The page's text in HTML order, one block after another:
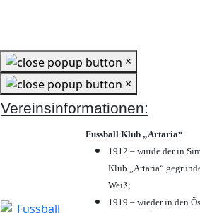
×
×
Vereinsinformationen:
Fussball Klub „Artaria“
1912 – wurde der in
Klub „Artaria“
Weiß;
1919 – wieder in den